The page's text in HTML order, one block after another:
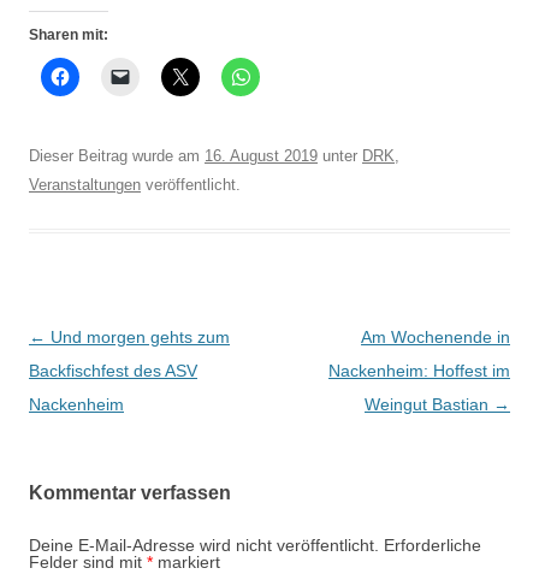
Sharen mit:
Dieser Beitrag wurde am 16. August 2019 unter DRK,
Veranstaltungen veröffentlicht.
Beitrags-
Navigation
← Und morgen gehts zum
Backfischfest des ASV
Nackenheim
Am Wochenende in
Nackenheim: Hoffest im
Weingut Bastian →
Kommentar verfassen
Deine E-Mail-Adresse wird nicht veröffentlicht. Erforderliche
Felder sind mit * markiert